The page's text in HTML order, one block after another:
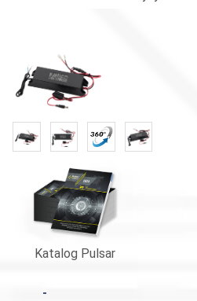
Katalog Pulsar
-